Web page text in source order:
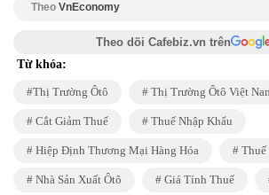
Theo VnEconomy
Theo dõi Cafebiz.vn trên
Từ khóa:
Thị Trường Ôtô Thị Trường Ôtô Việt
Cắt Giảm Thuế Thuế Nhập Khẩu
Hiệp Định Thương Mại Hàng Hóa
Nhà Sản Xuất Ôtô Giá Tính Thuế